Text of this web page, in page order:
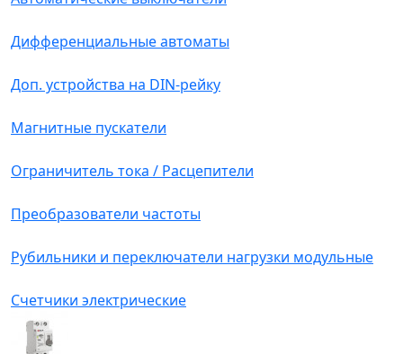
Дифференциальные автоматы
Доп. устройства на DIN-рейку
Магнитные пускатели
Ограничитель тока / Расцепители
Преобразователи частоты
Рубильники и переключатели нагрузки модульные
Счетчики электрические